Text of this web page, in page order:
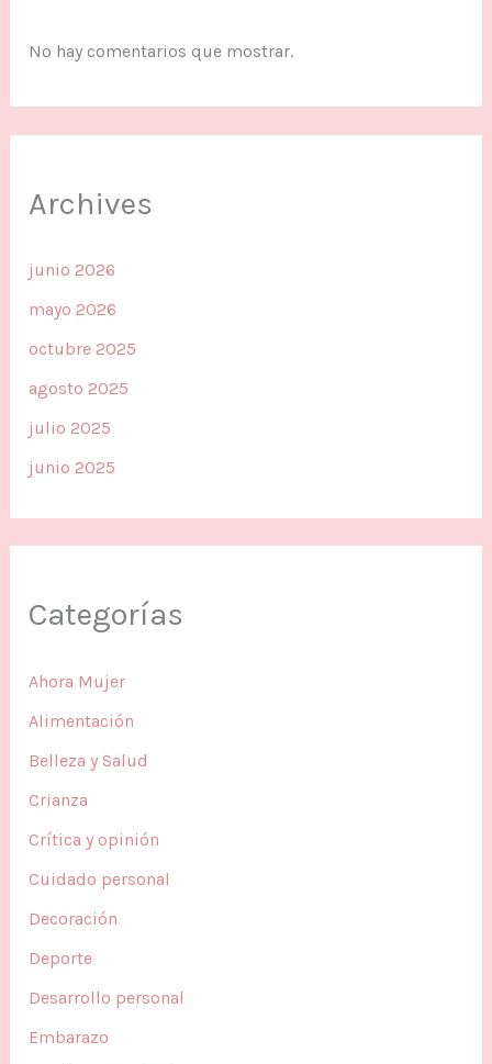
No hay comentarios que mostrar.
Archives
junio 2026
mayo 2026
octubre 2025
agosto 2025
julio 2025
junio 2025
Categorías
Ahora Mujer
Alimentación
Belleza y Salud
Crianza
Crítica y opinión
Cuidado personal
Decoración
Deporte
Desarrollo personal
Embarazo